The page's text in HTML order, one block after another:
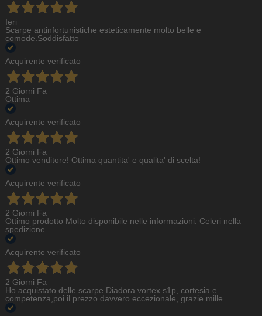
Ieri
Scarpe antinfortunistiche esteticamente molto belle e
comode.Soddisfatto
Acquirente verificato
2 Giorni Fa
Ottima
Acquirente verificato
2 Giorni Fa
Ottimo venditore! Ottima quantita' e qualita' di scelta!
Acquirente verificato
2 Giorni Fa
Ottimo prodotto Molto disponibile nelle informazioni. Celeri nella
spedizione
Acquirente verificato
2 Giorni Fa
Ho acquistato delle scarpe Diadora vortex s1p, cortesia e
competenza,poi il prezzo davvero eccezionale, grazie mille